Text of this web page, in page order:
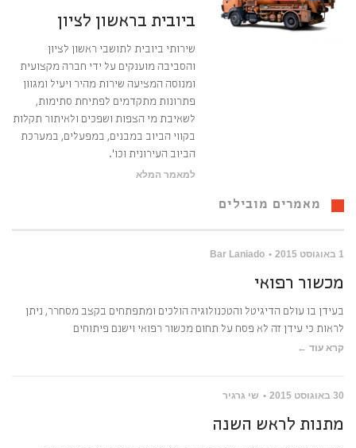
ביובית בראשון לציון
שירותי ביובית לתושבי ראשון לציון
והסביבה מוענקים על ידי חברה מקצועית
ומנוסה המציעה שירות מהיר ויעיל ומגוון
פתרונות מתקדמים לפתיחת סתימות,
לשאיבת מי הצפות ושפכים ולאיתור תקלות
בקווי הביוב במבנים, במפעלים, במערכת
הביוב העירונית וכו’.
למאמר המלא
מאמרים מובילים
1 באוגוסט 2015 Bar Laniado
מכשור רפואי
בעידן בו עולם הדיגיטל והטכנולוגיה הולכים ומתפתחים בקצב מסחרר, ניתן
לראות כי עידן זה לא פסח על תחום מכשור רפואי וישנם פיתוחים
קרא עוד ←
30 באוגוסט 2015 שי גרגיר
מתנות לראש השנה